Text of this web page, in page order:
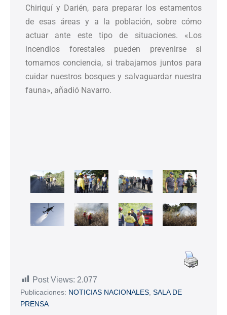
Chiriquí y Darién, para preparar los estamentos
de esas áreas y a la población, sobre cómo
actuar ante este tipo de situaciones. «Los
incendios forestales pueden prevenirse si
tomamos conciencia, si trabajamos juntos para
cuidar nuestros bosques y salvaguardar nuestra
fauna», añadió Navarro.
Post Views: 2.077
Publicaciones: NOTICIAS NACIONALES SALA DE
PRENSA